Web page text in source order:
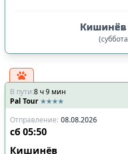
Сначала дешёвые
Время отправления
Сначала ранние
Сначала вечерние
Время прибытия
Сначала ранние
Кишинёв
(суббота
В пути:8ч9 мин
Pal Tour
Отправление: 08.08.2026
сб05:50
Кишинёв